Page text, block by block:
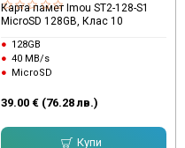
Карта памет Imou ST2-128-S1
MicroSD 128GB, Клас 10
128GB
40 MB/s
MicroSD
39.00 € (76.28 лв.)
Купи